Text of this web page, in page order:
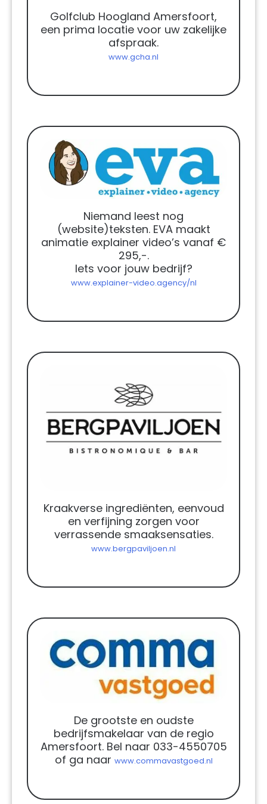
Golfclub Hoogland Amersfoort,
een prima locatie voor uw zakelijke
afspraak.
www.gcha.nl
Niemand leest nog
(website)teksten. EVA maakt
animatie explainer video’s vanaf €
295,-.
Iets voor jouw bedrijf?
www.explainer-video.agency/nl
Kraakverse ingrediënten, eenvoud
en verfijning zorgen voor
verrassende smaaksensaties.
www.bergpaviljoen.nl
De grootste en oudste
bedrijfsmakelaar van de regio
Amersfoort. Bel naar 033-4550705
of ga naar www.commavastgoed.nl